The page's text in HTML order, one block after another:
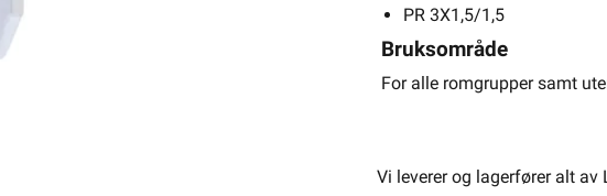
For alle romgrupper
PR 3X1,5/1,5
Bruksområde
For alle romgrupper samt
Vi leverer og lagerfører alt